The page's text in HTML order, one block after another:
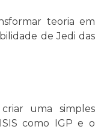
teoria em
de Jedi das
uma simples
como IGP e o